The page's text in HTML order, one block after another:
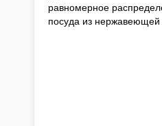
равномерное
посуда из нержавеющей